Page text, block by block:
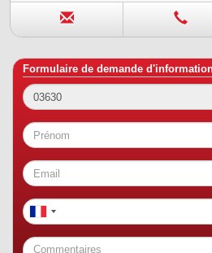
Formulaire de demande